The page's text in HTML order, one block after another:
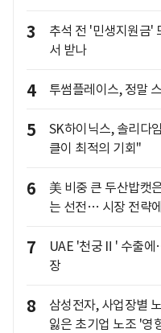
3
추석 전 '민생지원금'
서 받나
4 투썸플레이스, 정말
5
SK하이닉스, 솔리다
클이 최적의 기회"
6
美 비중 큰 두산밥캣
는 선전… 시장 전략
7
UAE '천궁Ⅱ' 수출에
장
8
삼성전자, 사업장별
잃은 초기업 노조 '영